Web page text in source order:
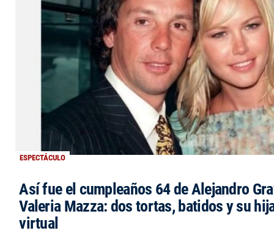
ESPECTÁCULO
Así fue el cumpleaños 64 de Alejandro
Valeria Mazza: dos tortas, batidos y su
virtual